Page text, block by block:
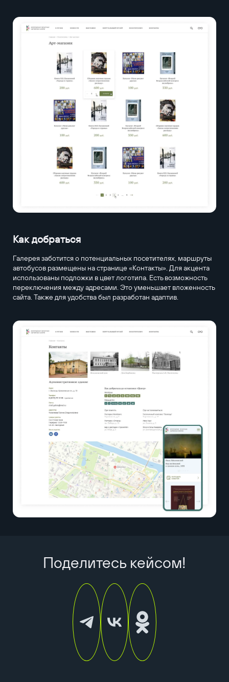
Как добраться
Галерея заботится о потенциальных посетителях, маршруты
автобусов размещены на странице «Контакты». Для акцента
использованы подложки в цвет логотипа. Есть возможность
переключения между адресами. Это уменьшает вложенность
сайта. Также для удобства был разработан адаптив.
Поделитесь кейсом!